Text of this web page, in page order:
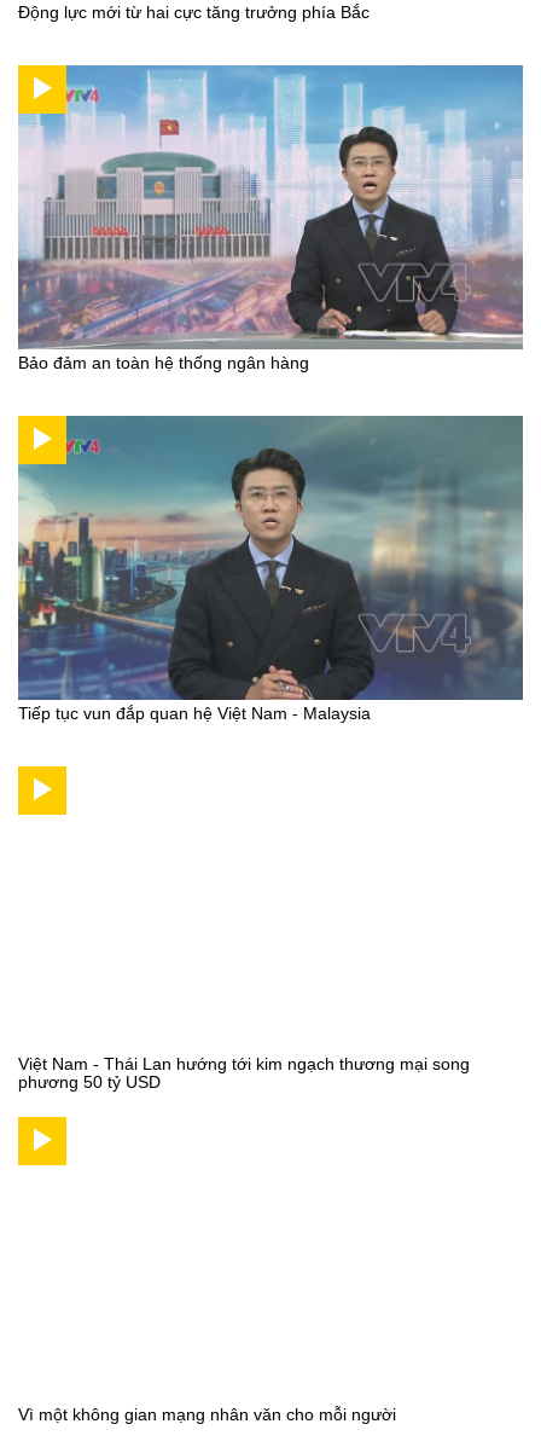
Động lực mới từ hai cực tăng trưởng phía Bắc
Bảo đảm an toàn hệ thống ngân hàng
Tiếp tục vun đắp quan hệ Việt Nam - Malaysia
Việt Nam - Thái Lan hướng tới kim ngạch thương mại song
phương 50 tỷ USD
Vì một không gian mạng nhân văn cho mỗi người